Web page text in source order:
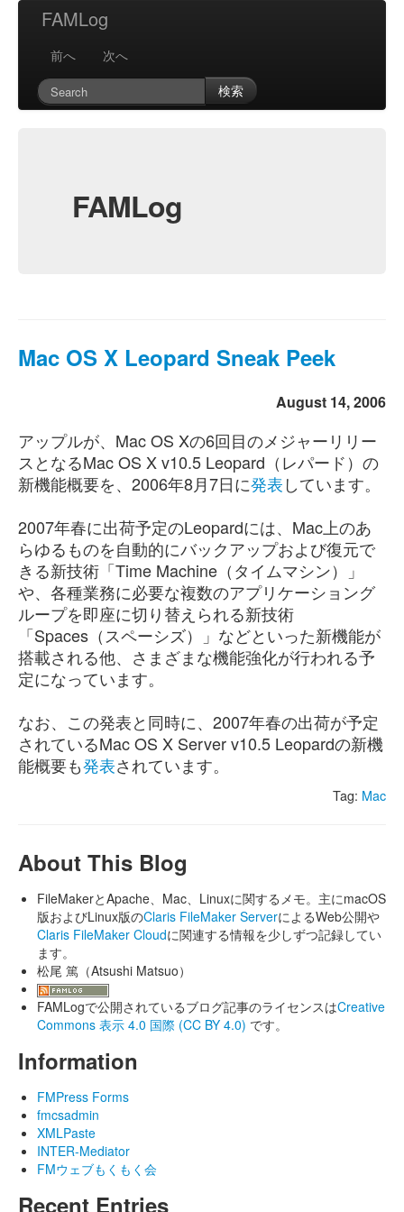
FAMLog
前へ
次へ
検索
FAMLog
Mac OS X Leopard Sneak Peek
August 14, 2006
アップルが、Mac OS Xの6回目のメジャーリリー
スとなるMac OS X v10.5 Leopard（レパード）の
新機能概要を、2006年8月7日に発表しています。
2007年春に出荷予定のLeopardには、Mac上のあ
らゆるものを自動的にバックアップおよび復元で
きる新技術「Time Machine（タイムマシン）」
や、各種業務に必要な複数のアプリケーショング
ループを即座に切り替えられる新技術
「Spaces（スペーシズ）」などといった新機能が
搭載される他、さまざまな機能強化が行われる予
定になっています。
なお、この発表と同時に、2007年春の出荷が予定
されているMac OS X Server v10.5 Leopardの新機
能概要も発表されています。
Tag: Mac
About This Blog
FileMakerとApache、Mac、Linuxに関するメモ。主にmacOS
版およびLinux版のClaris FileMaker ServerによるWeb公開や
Claris FileMaker Cloudに関連する情報を少しずつ記録してい
ます。
松尾 篤（Atsushi Matsuo）
FAMLogで公開されているブログ記事のライセンスはCreative
Commons 表示 4.0 国際 (CC BY 4.0) です。
Information
FMPress Forms
fmcsadmin
XMLPaste
INTER-Mediator
FMウェブもくもく会
Recent Entries